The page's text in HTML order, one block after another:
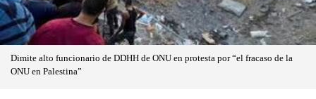
Dimite alto funcionario de DDHH de ONU en protesta por “el fracaso de la
ONU en Palestina”